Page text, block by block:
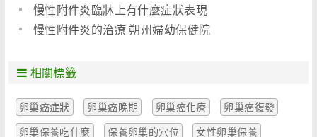
慢性附件炎臨牀上有什麼症狀表現
慢性附件炎的治療 朔州婦幼保健院
相關標籤
卵巢癌症狀 卵巢癌晚期 卵巢癌化療
卵巢癌復發
卵巢保養吃什麼
保養卵巢的穴位 女性卵巢保養